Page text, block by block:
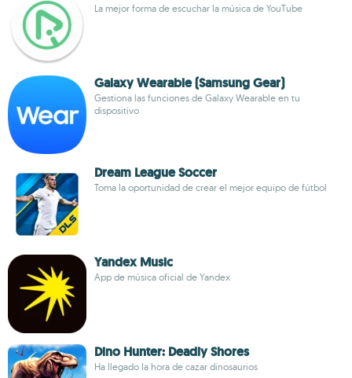
La mejor forma de escuchar la música de YouTube
Galaxy Wearable (Samsung Gear)
Gestiona las funciones de Galaxy Wearable en tu
dispositivo
Dream League Soccer
Toma la oportunidad de crear el mejor equipo de fútbol
Yandex Music
App de música oficial de Yandex
Dino Hunter: Deadly Shores
Ha llegado la hora de cazar dinosaurios